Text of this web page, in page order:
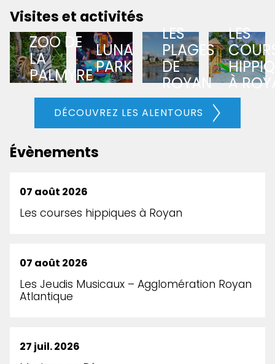
Visites et activités
ZOO DE
LA
PALMYRE
LUNA
PARK
LES
PLAGES
DE
ROYAN
LES
À
DÉCOUVREZ LES ALENTOURS
Évènements
07 août 2026
Les courses hippiques à Royan
07 août 2026
Les Jeudis Musicaux – Agglomération Royan
Atlantique
27 juil. 2026